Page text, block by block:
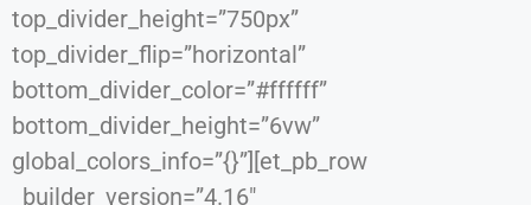
top_divider_height=”750px”
top_divider_flip=”horizontal”
bottom_divider_color=”#ffffff”
bottom_divider_height=”6vw”
global_colors_info=”{}”][et_pb_row
_builder_version=”4.16″